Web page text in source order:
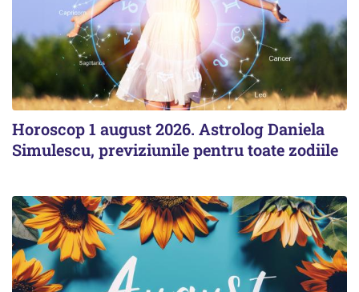
Horoscop 1 august 2026. Astrolog Daniela
Simulescu, previziunile pentru toate zodiile